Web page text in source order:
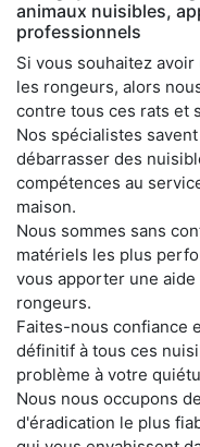
animaux nuisibles,
professionnels
Si vous souhaitez
les rongeurs, alors
contre tous ces rats et
Nos spécialistes
débarrasser des
compétences au
maison.
Nous sommes sans
matériels les plus
vous apporter une
rongeurs.
Faites-nous confiance
définitif à tous ces
problème à votre
Nous nous occupons
d'éradication le plus